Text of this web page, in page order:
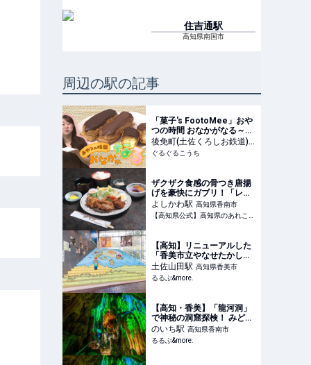
住吉通駅
高知県南国市
周辺の駅の記事
「菓子's FootoMee」おや
つの時間 おなかがなる～！
｜ぐるぐるこうち
後免町(土佐くろしお鉄道)
駅 高知県南国市
ぐるぐるこうち
ザクザク食感の骨つき唐揚
げを豪快にガブリ！「レス
トランかとり」ほっとこう
ちオススメ高知ランチ情報 |
【高知県公式】高知県のあ
家の◯◯」
よしかわ駅 高知県香南市
【高知県公式】高知県のあれこれ深掘りサイト「高知家の◯◯」 | 【高知県公式】高知家の〇〇は、高知県のグルメ・観光・イベント・レジャー・移住等のあれこれ情報をお届けするまとめサイトです。
【高知】リニューアルした
「香美市立やなせたかし記
念館 アンパンマンミュージ
アム」へ｜るるぶ&more.
土佐山田駅 高知県香美市
るるぶ&more.
【高知・香美】「龍河洞」
で神秘の洞窟探検！ みどこ
ろ＆コースを徹底ガイド｜
るるぶ&more.
のいち駅 高知県香南市
るるぶ&more.